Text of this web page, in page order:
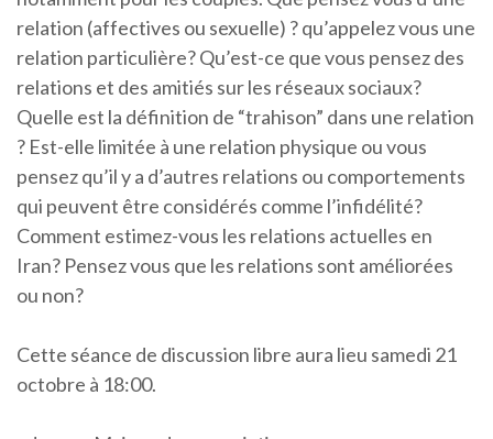
relation (affectives ou sexuelle) ? qu’appelez vous une
relation particulière? Qu’est-ce que vous pensez des
relations et des amitiés sur les réseaux sociaux?
Quelle est la définition de “trahison” dans une relation
? Est-elle limitée à une relation physique ou vous
pensez qu’il y a d’autres relations ou comportements
qui peuvent être considérés comme l’infidélité?
Comment estimez-vous les relations actuelles en
Iran? Pensez vous que les relations sont améliorées
ou non?
Cette séance de discussion libre aura lieu samedi 21
octobre à 18:00.